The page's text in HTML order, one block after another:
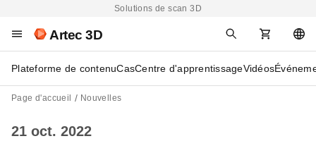
Solutions de scan 3D
Artec 3D
Plateforme de contenuCasCentre d'apprentissageVidéos
Page d'accueil Nouvelles
21 oct. 2022